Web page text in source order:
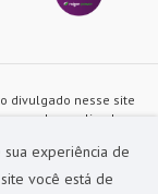
experiência de
você está de
divulgado nesse site
vendas realizadas
e são exclusivos
de prática similar nas